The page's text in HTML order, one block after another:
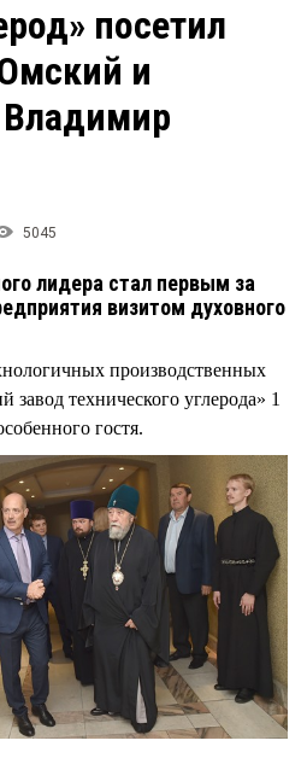
Рейтинги
Блоги
Архив
посетил
и
Владимир
5045
лидера стал первым за
визитом духовного
производственных
технического углерода» 1
гостя.